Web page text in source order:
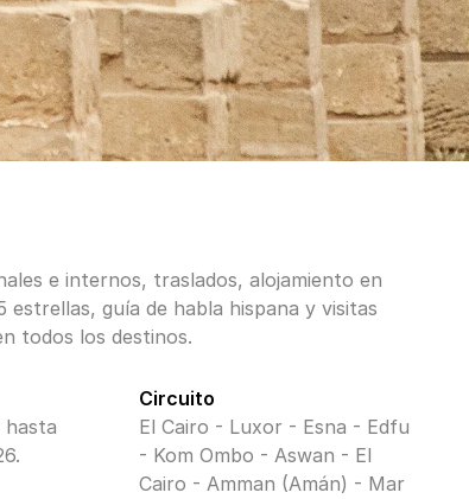
e internos, traslados, alojamiento en
estrellas, guía de habla hispana y visitas
todos los destinos.
hasta
Circuito
El Cairo - Luxor - Esna - Edfu
- Kom Ombo - Aswan - El
Cairo - Amman (Amán) - Mar